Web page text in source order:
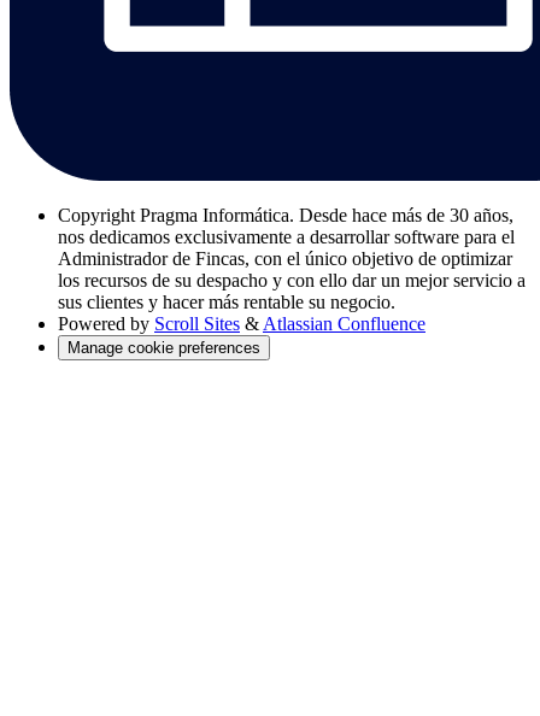
Copyright Pragma Informática. Desde hace más de 30 años,
nos dedicamos exclusivamente a desarrollar software para el
Administrador de Fincas, con el único objetivo de optimizar
los recursos de su despacho y con ello dar un mejor servicio a
sus clientes y hacer más rentable su negocio.
Powered by Scroll Sites & Atlassian Confluence
Manage cookie preferences